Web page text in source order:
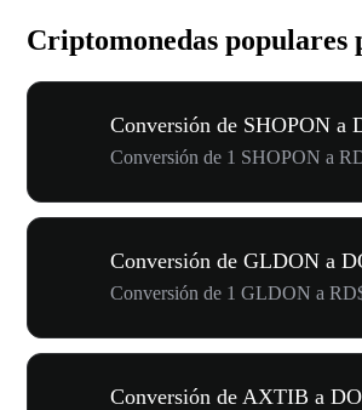
Criptomonedas populares
Conversión de SHOPON a
Conversión de 1 SHOPON a
Conversión de GLDON a
Conversión de 1 GLDON a
Conversión de AXTIB a